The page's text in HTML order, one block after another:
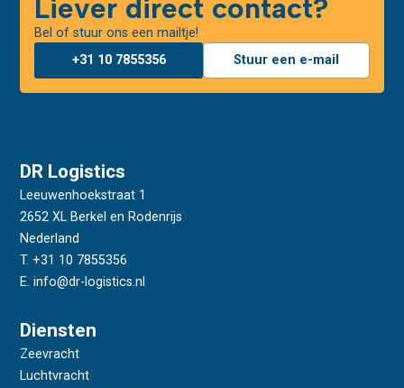
Liever direct contact?
Bel of stuur ons een mailtje!
+31 10 7855356
Stuur een e-mail
DR Logistics
Leeuwenhoekstraat 1
2652 XL Berkel en Rodenrijs
Nederland
T. +31 10 7855356
E. info@dr-logistics.nl
Diensten
Zeevracht
Luchtvracht